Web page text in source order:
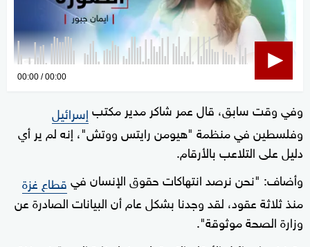
0
seconds
00:00 00:00
وفي وقت سابق، قال عمر شاكر مدير مكتبإسرائيل
وفلسطين في منظمة "هيومن رايتس ووتش"، إنه لم ير أي
دليل على التلاعب بالأرقام.
وأضاف: "نحن نرصد انتهاكات حقوق الإنسان فيقطاع غزة
منذ ثلاثة عقود، لقد وجدنا بشكل عام أن البيانات الصادرة عن
وزارة الصحة موثوقة".